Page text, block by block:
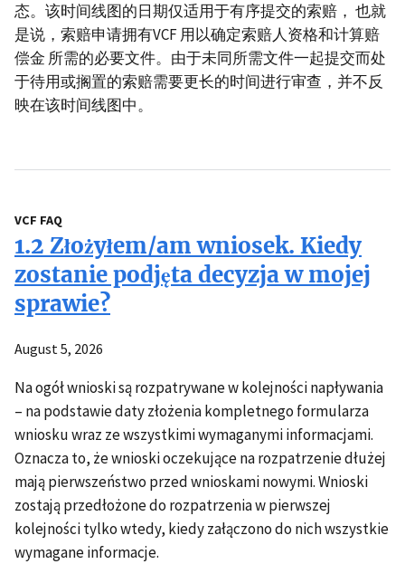
态。该时间线图的日期仅适用于有序提交的索赔， 也就
是说，索赔申请拥有VCF 用以确定索赔人资格和计算赔
偿金 所需的必要文件。由于未同所需文件一起提交而处
于待用或搁置的索赔需要更长的时间进行审查，并不反
映在该时间线图中。
VCF FAQ
1.2 Złożyłem/am wniosek. Kiedy
zostanie podjęta decyzja w mojej
sprawie?
August 5, 2026
Na ogół wnioski są rozpatrywane w kolejności napływania
– na podstawie daty złożenia kompletnego formularza
wniosku wraz ze wszystkimi wymaganymi informacjami.
Oznacza to, że wnioski oczekujące na rozpatrzenie dłużej
mają pierwszeństwo przed wnioskami nowymi. Wnioski
zostają przedłożone do rozpatrzenia w pierwszej
kolejności tylko wtedy, kiedy załączono do nich wszystkie
wymagane informacje.